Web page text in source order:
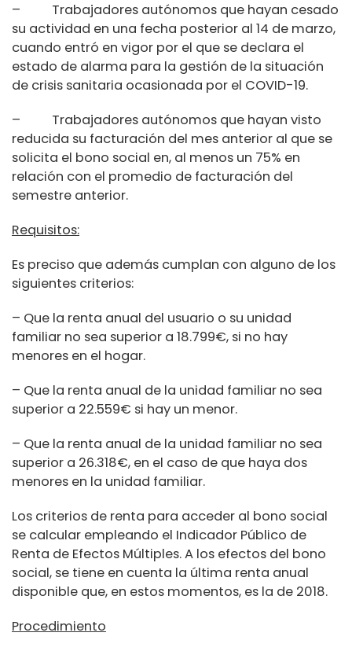
– Trabajadores autónomos que hayan cesado
su actividad en una fecha posterior al 14 de marzo,
cuando entró en vigor por el que se declara el
estado de alarma para la gestión de la situación
de crisis sanitaria ocasionada por el COVID-19.
– Trabajadores autónomos que hayan visto
reducida su facturación del mes anterior al que se
solicita el bono social en, al menos un 75% en
relación con el promedio de facturación del
semestre anterior.
Requisitos:
Es preciso que además cumplan con alguno de los
siguientes criterios:
– Que la renta anual del usuario o su unidad
familiar no sea superior a 18.799€, si no hay
menores en el hogar.
– Que la renta anual de la unidad familiar no sea
superior a 22.559€ si hay un menor.
– Que la renta anual de la unidad familiar no sea
superior a 26.318€, en el caso de que haya dos
menores en la unidad familiar.
Los criterios de renta para acceder al bono social
se calcular empleando el Indicador Público de
Renta de Efectos Múltiples. A los efectos del bono
social, se tiene en cuenta la última renta anual
disponible que, en estos momentos, es la de 2018.
Procedimiento